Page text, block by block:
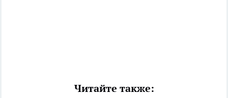
Читайте также: